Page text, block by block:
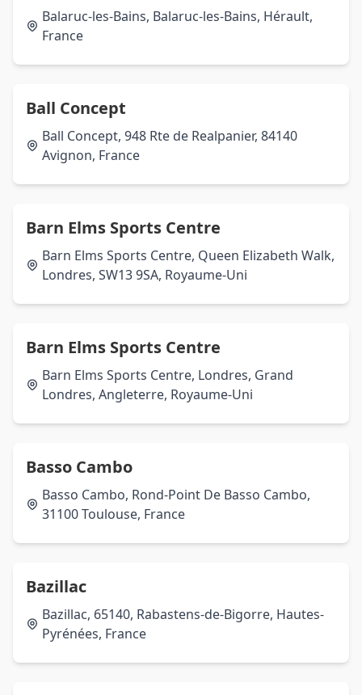
Balaruc-les-Bains, Balaruc-les-Bains, Hérault,
France
Ball Concept
Ball Concept, 948 Rte de Realpanier, 84140
Avignon, France
Barn Elms Sports Centre
Barn Elms Sports Centre, Queen Elizabeth Walk,
Londres, SW13 9SA, Royaume-Uni
Barn Elms Sports Centre
Barn Elms Sports Centre, Londres, Grand
Londres, Angleterre, Royaume-Uni
Basso Cambo
Basso Cambo, Rond-Point De Basso Cambo,
31100 Toulouse, France
Bazillac
Bazillac, 65140, Rabastens-de-Bigorre, Hautes-
Pyrénées, France